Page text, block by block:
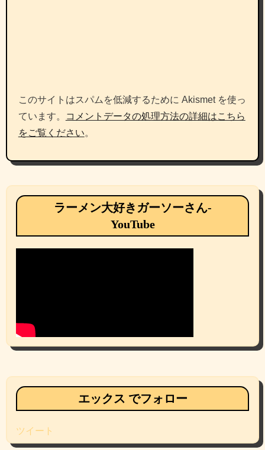
このサイトはスパムを低減するために Akismet を使っ
ています。
コメントデータの処理方法の詳細はこちら
をご覧ください。
ラーメン大好きガーソーさん-
YouTube
エックス でフォロー
ツイート